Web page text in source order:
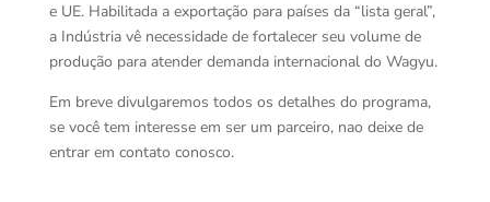
e UE. Habilitada a exportação para países da “lista geral”,
a Indústria vê necessidade de fortalecer seu volume de
produção para atender demanda internacional do Wagyu.
Em breve divulgaremos todos os detalhes do programa,
se você tem interesse em ser um parceiro, nao deixe de
entrar em contato conosco.